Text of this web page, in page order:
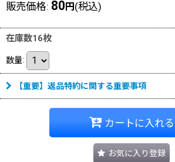
販売価格: 80 円 (税込)
在庫数16枚
数量:
【重要】返品特約に関する重要事項
カートに入れる
お気に入り登録